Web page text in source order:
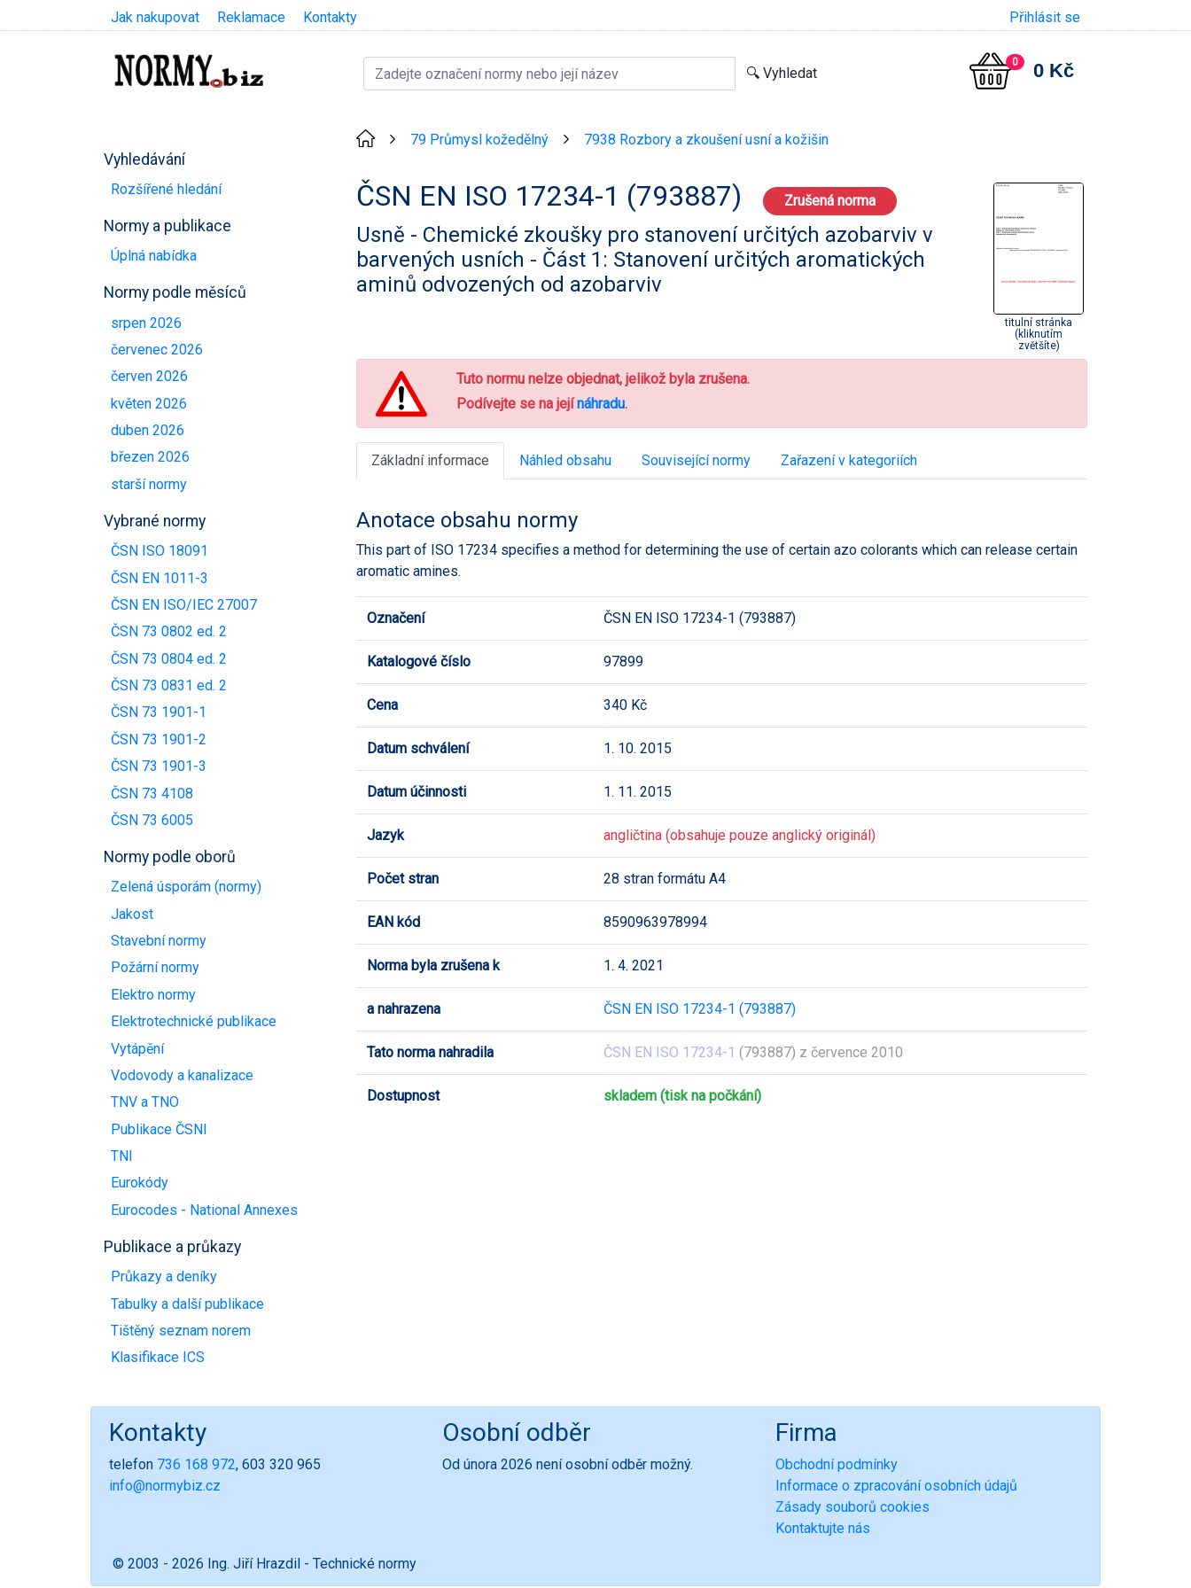
Jak nakupovat Reklamace Kontakty Přihlásit se
0 0 Kč
Vyhledávání
Rozšířené hledání
Normy a publikace
Úplná nabídka
Normy podle měsíců
srpen 2026
červenec 2026
červen 2026
květen 2026
duben 2026
březen 2026
starší normy
Vybrané normy
ČSN ISO 18091
ČSN EN 1011-3
ČSN EN ISO/IEC 27007
ČSN 73 0802 ed. 2
ČSN 73 0804 ed. 2
ČSN 73 0831 ed. 2
ČSN 73 1901-1
ČSN 73 1901-2
ČSN 73 1901-3
ČSN 73 4108
ČSN 73 6005
Normy podle oborů
Zelená úsporám (normy)
Jakost
Stavební normy
Požární normy
Elektro normy
Elektrotechnické publikace
Vytápění
Vodovody a kanalizace
TNV a TNO
Publikace ČSNI
TNI
Eurokódy
Eurocodes - National Annexes
Publikace a průkazy
Průkazy a deníky
Tabulky a další publikace
Tištěný seznam norem
Klasifikace ICS
79 Průmysl kožedělný 7938 Rozbory a zkoušení usní a kožišin
ČSN EN ISO 17234-1 (793887) Zrušená norma
Usně - Chemické zkoušky pro stanovení určitých azobarviv v
barvených usních - Část 1: Stanovení určitých aromatických
aminů odvozených od azobarviv
titulní stránka
(kliknutím
zvětšíte)
Tuto normu nelze objednat, jelikož byla zrušena.
Podívejte se na jejínáhradu.
Základní informace Náhled obsahu Související normy Zařazení v kategoriích
Anotace obsahu normy
This part of ISO 17234 specifies a method for determining the use of certain azo colorants which can release certain
aromatic amines.
Označení ČSN EN ISO 17234-1 (793887)
Katalogové číslo 97899
Cena 340 Kč
Datum schválení 1. 10. 2015
Datum účinnosti 1. 11. 2015
Jazyk angličtina (obsahuje pouze anglický originál)
Počet stran 28 stran formátu A4
EAN kód 8590963978994
Norma byla zrušena k 1. 4. 2021
a nahrazena ČSN EN ISO 17234-1 (793887)
Tato norma nahradila ČSN EN ISO 17234-1 (793887) z července 2010
Dostupnost skladem (tisk na počkání)
Kontakty
telefon 736 168 972, 603 320 965
info@normybiz.cz
Osobní odběr
Od února 2026 není osobní odběr možný.
Firma
Obchodní podmínky
Informace o zpracování osobních údajů
Zásady souborů cookies
Kontaktujte nás
© 2003 - 2026 Ing. Jiří Hrazdil - Technické normy